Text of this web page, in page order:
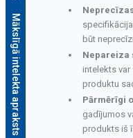
Mākslīgā intelekta apraksts
būt
Nepareiza
intelekts
produktu
Pārmērīgi
gadījumos
produkts iš